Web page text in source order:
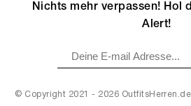
© Copyright 2021 - 2026
Nichts mehr verpassen! Hol
Alert!